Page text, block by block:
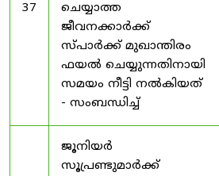
37
ചെയ്യാത്ത
ജീവനക്കാർക്ക്
സ്പാർക്ക് മുഖാന്തിരം
ഫയൽ ചെയ്യുന്നതിനായി
സമയം നീട്ടി നൽകിയത്
- സംബന്ധിച്ച്
ജൂനിയർ
സൂപ്രണ്ടുമാർക്ക്